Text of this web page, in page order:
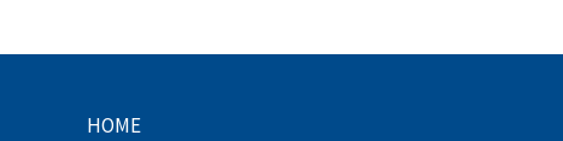
HOME